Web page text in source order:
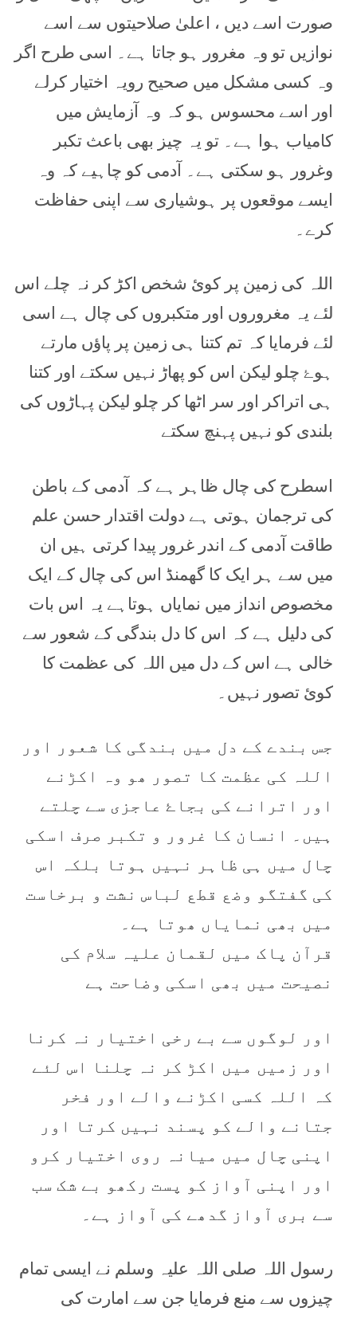
صورت اسے دیں ، اعلیٰ صلاحیتوں سے اسے
نوازیں تو وہ مغرور ہو جاتا ہے۔ اسی طرح اگر
وہ کسی مشکل میں صحیح رویہ اختیار کرلے
اور اسے محسوس ہو کہ وہ آزمایش میں
کامیاب ہوا ہے۔ تو یہ چیز بھی باعث تکبر
وغرور ہو سکتی ہے۔ آدمی کو چاہیے کہ وہ
ایسے موقعوں پر ہوشیاری سے اپنی حفاظت
کرے۔
اللہ کی زمین پر کوئ شخص اکڑ کر نہ چلے اس
لئے یہ مغروروں اور متکبروں کی چال ہے اسی
لئے فرمایا کہ تم کتنا ہی زمین پر پاؤں مارتے
ہوۓ چلو لیکن اس کو پھاڑ نہیں سکتے اور کتنا
ہی اتراکر اور سر اٹھا کر چلو لیکن پہاڑوں کی
بلندی کو نہیں پہنچ سکتے
اسطرح کی چال ظاہر ہے کہ آدمی کے باطن
کی ترجمان ہوتی ہے دولت اقتدار حسن علم
طاقت آدمی کے اندر غرور پیدا کرتی ہیں ان
میں سے ہر ایک کا گھمنڈ اس کی چال کے ایک
مخصوص انداز میں نمایاں ہوتاہے یہ اس بات
کی دلیل ہے کہ اس کا دل بندگی کے شعور سے
خالی ہے اس کے دل میں اللہ کی عظمت کا
کوئ تصور نہیں۔
جس بندے کے دل میں بندگی کا شعور اور
اللہ کی عظمت کا تصور ھو وہ اکڑنے
اور اترانے کی بجاۓ عاجزی سے چلتے
ہیں۔ انسان کا غرور و تکبر صرف اسکی
چال میں ہی ظاہر نہیں ہوتا بلکہ اس
کی گفتگو وضع قطع لباس نشت و برخاست
میں بھی نمایاں ھوتا ہے۔
قرآن پاک میں لقمان علیہ سلام کی
نصیحت میں بھی اسکی وضاحت ہے
اور لوگوں سے بے رخی اختیار نہ کرنا
اور زمیں میں اکڑ کر نہ چلنا اس لئے
کہ اللہ کسی اکڑنے والے اور فخر
جتانے والے کو پسند نہیں کرتا اور
اپنی چال میں میانہ روی اختیار کرو
اور اپنی آواز کو پست رکھو بے شک سب
سے بری آواز گدھے کی آواز ہے۔
رسول اللہ صلی اللہ علیہ وسلم نے ایسی تمام
چیزوں سے منع فرمایا جن سے امارت کی